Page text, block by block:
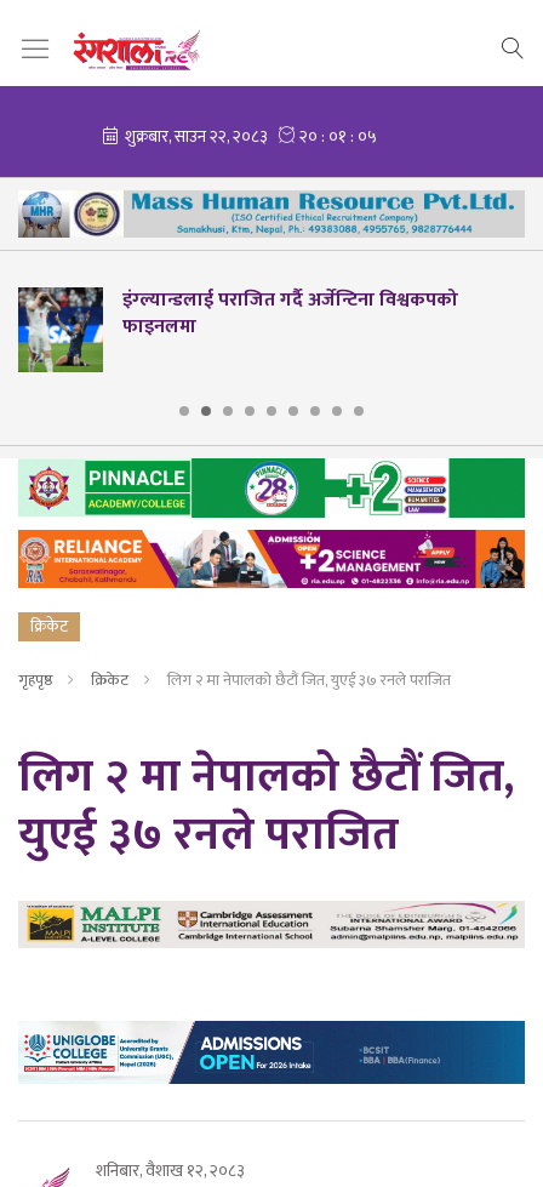
इंग्ल्यान्डलाई पराजित गर्दै अर्जेन्टिना विश्वकपको
फाइनलमा
क्रिकेट
गृहपृष्ठ क्रिकेट लिग २ मा नेपालको छैटौं जित, युएई ३७ रनले पराजित
लिग २ मा नेपालको छैटौं जित,
युएई ३७ रनले पराजित
शनिबार, वैशाख १२, २०८३